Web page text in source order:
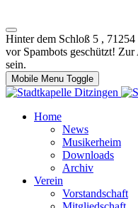
Hinter dem Schloß 5 ,
vor Spambots geschützt! Zur
sein.
Mobile Menu Toggle
Home
News
Musikerheim
Downloads
Archiv
Verein
Vorstandschaft